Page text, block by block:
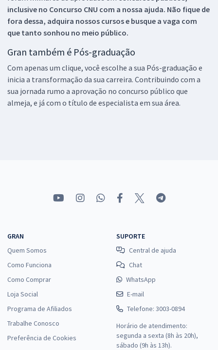
inclusive no Concurso CNU com a nossa ajuda. Não fique de
fora dessa, adquira nossos cursos e busque a vaga com
que tanto sonhou no meio público.
Gran também é Pós-graduação
Com apenas um clique, você escolhe a sua Pós-graduação e
inicia a transformação da sua carreira. Contribuindo com a
sua jornada rumo a aprovação no concurso público que
almeja, e já com o título de especialista em sua área.
GRAN
Quem Somos
Como Funciona
Como Comprar
Loja Social
Programa de Afiliados
Trabalhe Conosco
Preferência de Cookies
SUPORTE
Central de ajuda
Chat
WhatsApp
E-mail
Telefone: 3003-0894
Horário de atendimento:
segunda a sexta (8h às 20h),
sábado (9h às 13h).